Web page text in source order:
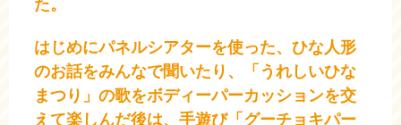
た。
はじめにパネルシアターを使った、ひな人形
のお話をみんなで聞いたり、「うれしいひな
まつり」の歌をボディーパーカッションを交
えて楽しんだ後は、手遊び「グーチョキパー